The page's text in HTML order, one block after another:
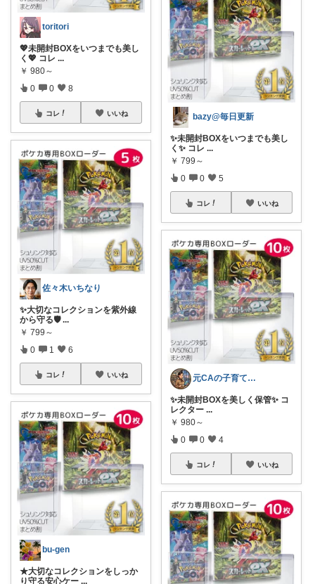
toritori
💖未開封BOXをいつまでも美し
く💖 コレ ...
￥ 980～
0 0 8
コレ いいね
佐々木いちなり
✨大切なコレクションを紫外線
から守る🛡️...
￥ 799～
0 1 6
コレ いいね
bu-gen
★大切なコレクションをしっか
り守る安心ケー ...
bazy@毎日更新
✨未開封BOXをいつまでも美し
く✨ コレ ...
￥ 799～
0 0 5
コレ いいね
元CAの子育ておしゃれLife♡
✨未開封BOXを美しく保管✨ コ
レクター ...
￥ 980～
0 0 4
コレ いいね